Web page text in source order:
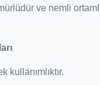
ve nemli
kullanımlıktır.